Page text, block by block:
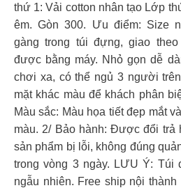
thứ 1: Vải cotton nhân tạo Lớp
êm. Gòn 300. Ưu điểm: Size
gàng trong túi đựng, giao
được bằng máy. Nhỏ gọn dễ
chơi xa, có thể ngủ 3 người
mặt khác màu để khách phân
Màu sắc: Màu họa tiết đẹp mắt
màu. 2/ Bảo hành: Được đổi trả
sản phẩm bị lỗi, không đúng
trong vòng 3 ngày. LƯU Ý: Túi
ngẫu nhiên. Free ship nội